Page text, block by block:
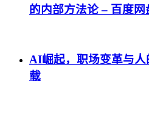
的内部方法论 – 百度网
AI崛起，职场变革与
载